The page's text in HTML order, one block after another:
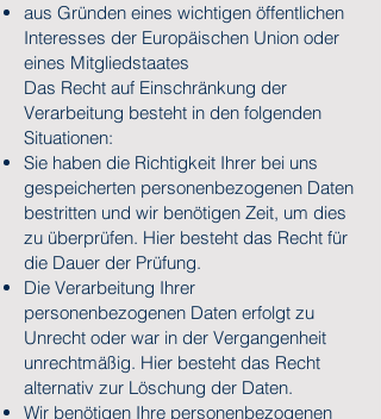
aus Gründen eines wichtigen öffentlichen
Interesses der Europäischen Union oder
eines Mitgliedstaates
Das Recht auf Einschränkung der
Verarbeitung besteht in den folgenden
Situationen:
Sie haben die Richtigkeit Ihrer bei uns
gespeicherten personenbezogenen Daten
bestritten und wir benötigen Zeit, um dies
zu überprüfen. Hier besteht das Recht für
die Dauer der Prüfung.
Die Verarbeitung Ihrer
personenbezogenen Daten erfolgt zu
Unrecht oder war in der Vergangenheit
unrechtmäßig. Hier besteht das Recht
alternativ zur Löschung der Daten.
Wir benötigen Ihre personenbezogenen